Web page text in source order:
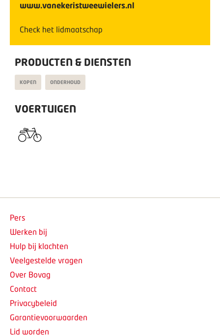
www.vanekeristweewielers.nl
Check het lidmaatschap
PRODUCTEN & DIENSTEN
KOPEN ONDERHOUD
VOERTUIGEN
Pers
Werken bij
Hulp bij klachten
Veelgestelde vragen
Over Bovag
Contact
Privacybeleid
Garantievoorwaarden
Lid worden